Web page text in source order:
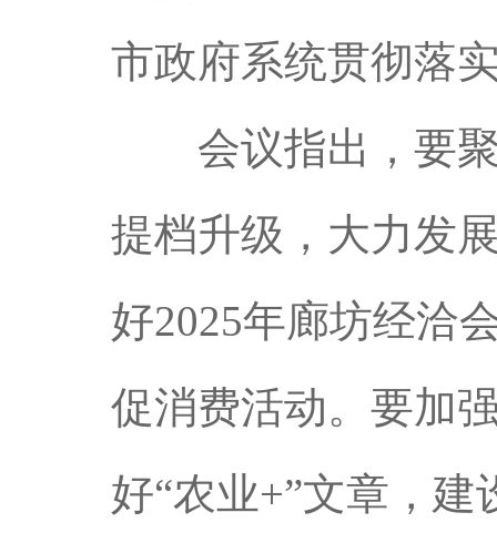
市政府系统贯彻落
会议指出，要聚
提档升级，大力发
好2025年廊坊经洽
促消费活动。要加
好“农业+”文章，